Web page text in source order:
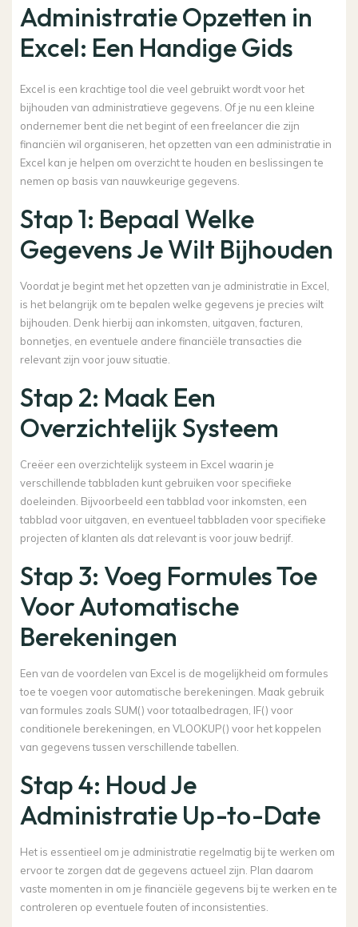
Administratie Opzetten in
Excel: Een Handige Gids
Excel is een krachtige tool die veel gebruikt wordt voor het
bijhouden van administratieve gegevens. Of je nu een kleine
ondernemer bent die net begint of een freelancer die zijn
financiën wil organiseren, het opzetten van een administratie in
Excel kan je helpen om overzicht te houden en beslissingen te
nemen op basis van nauwkeurige gegevens.
Stap 1: Bepaal Welke
Gegevens Je Wilt Bijhouden
Voordat je begint met het opzetten van je administratie in Excel,
is het belangrijk om te bepalen welke gegevens je precies wilt
bijhouden. Denk hierbij aan inkomsten, uitgaven, facturen,
bonnetjes, en eventuele andere financiële transacties die
relevant zijn voor jouw situatie.
Stap 2: Maak Een
Overzichtelijk Systeem
Creëer een overzichtelijk systeem in Excel waarin je
verschillende tabbladen kunt gebruiken voor specifieke
doeleinden. Bijvoorbeeld een tabblad voor inkomsten, een
tabblad voor uitgaven, en eventueel tabbladen voor specifieke
projecten of klanten als dat relevant is voor jouw bedrijf.
Stap 3: Voeg Formules Toe
Voor Automatische
Berekeningen
Een van de voordelen van Excel is de mogelijkheid om formules
toe te voegen voor automatische berekeningen. Maak gebruik
van formules zoals SUM() voor totaalbedragen, IF() voor
conditionele berekeningen, en VLOOKUP() voor het koppelen
van gegevens tussen verschillende tabellen.
Stap 4: Houd Je
Administratie Up-to-Date
Het is essentieel om je administratie regelmatig bij te werken om
ervoor te zorgen dat de gegevens actueel zijn. Plan daarom
vaste momenten in om je financiële gegevens bij te werken en te
controleren op eventuele fouten of inconsistenties.